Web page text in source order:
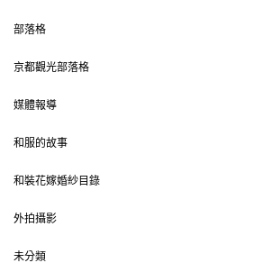
部落格
京都觀光部落格
媒體報導
和服的故事
和裝花嫁婚紗目錄
外拍攝影
未分類